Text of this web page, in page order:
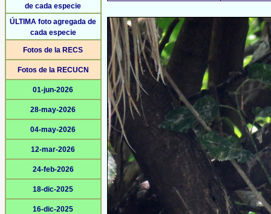
de cada especie
ÚLTIMA foto agregada de
cada especie
Fotos de la RECS
Fotos de la RECUCN
01-jun-2026
28-may-2026
04-may-2026
12-mar-2026
24-feb-2026
18-dic-2025
16-dic-2025